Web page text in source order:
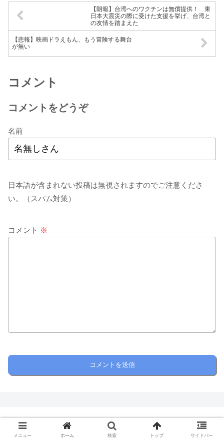
【朗報】台湾へのワクチンは無償提供！ 東
日本大震災の際に受けた支援を挙げ、台湾と
の友情を踏まえた
【悲報】映画ドラえもん、もう冒険する舞台
が無い
コメント
コメントをどうぞ
コメント ※
名前
日本語が含まれない投稿は無視されますのでご注意くださ
い。（スパム対策）
ホーム アバウト
メニュー ホーム 検索 トップ サイドバー